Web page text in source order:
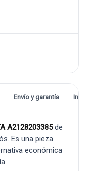
Envío y garantía
A2128203385de
Es una pieza
económica